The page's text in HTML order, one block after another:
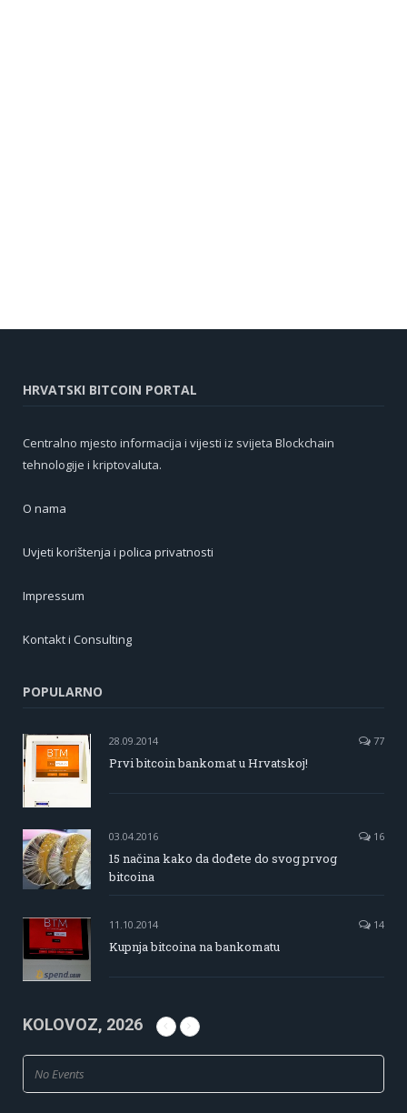
HRVATSKI BITCOIN PORTAL
Centralno mjesto informacija i vijesti iz svijeta Blockchain
tehnologije i kriptovaluta.
O nama
Uvjeti korištenja i polica privatnosti
Impressum
Kontakt i Consulting
POPULARNO
28.09.2014 77
Prvi bitcoin bankomat u Hrvatskoj!
03.04.2016 16
15 načina kako da dođete do svog prvog
bitcoina
11.10.2014 14
Kupnja bitcoina na bankomatu
KOLOVOZ, 2026
No Events